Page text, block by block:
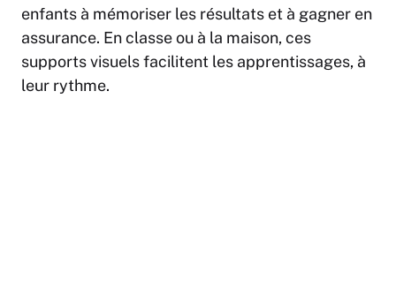
enfants à mémoriser les résultats et à gagner en
assurance. En classe ou à la maison, ces
supports visuels facilitent les apprentissages, à
leur rythme.